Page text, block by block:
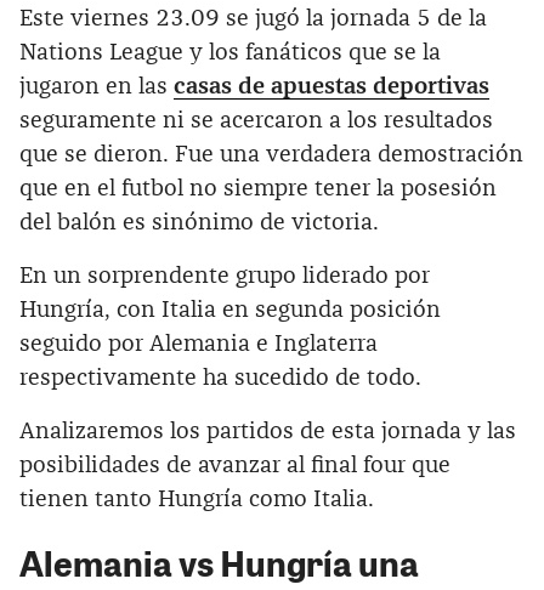
Este viernes 23.09 se jugó la jornada 5 de la
Nations League y los fanáticos que se la
jugaron en las casas de apuestas deportivas
seguramente ni se acercaron a los resultados
que se dieron. Fue una verdadera demostración
que en el futbol no siempre tener la posesión
del balón es sinónimo de victoria.
En un sorprendente grupo liderado por
Hungría, con Italia en segunda posición
seguido por Alemania e Inglaterra
respectivamente ha sucedido de todo.
Analizaremos los partidos de esta jornada y las
posibilidades de avanzar al final four que
tienen tanto Hungría como Italia.
Alemania vs Hungría una